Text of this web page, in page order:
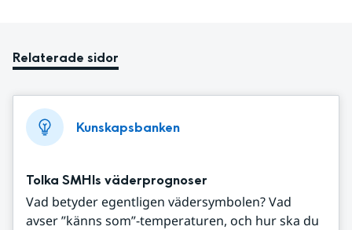
Relaterade sidor
Kunskapsbanken
Tolka SMHIs väderprognoser
Vad betyder egentligen vädersymbolen? Vad
avser ”känns som”-temperaturen, och hur ska du